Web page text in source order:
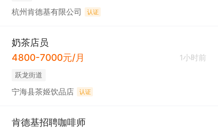
杭州肯德基有限公司 认证
奶茶店员
4800-7000元/月
1小时前
跃龙街道
宁海县茶姬饮品店 认证
肯德基招聘咖啡师